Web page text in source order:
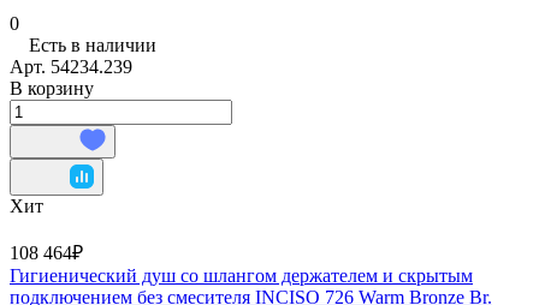
0
Есть в наличии
Арт. 54234.239
В корзину
Хит
108 464₽
Гигиенический душ со шлангом держателем и скрытым
подключением без смесителя INCISO 726 Warm Bronze Br.